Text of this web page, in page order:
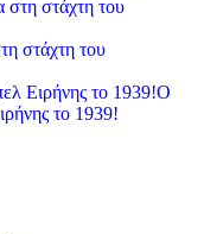
στάχτη του
Ο
το 1939!